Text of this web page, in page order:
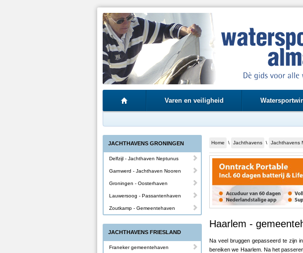
Varen en veiligheid
Home \ Jachthavens \ Jachthavens
Haarlem -
Na veel bruggen gepasseerd te zijn
bereiken we Haarlem. Na het
JACHTHAVENS GRONINGEN
Delfzijl - Jachthaven Neptunus
Garnwerd - Jachthaven Nooren
Groningen - Oosterhaven
Lauwersoog - Passantenhaven
Zoutkamp - Gemeentehaven
JACHTHAVENS FRIESLAND
Franeker gemeentehaven